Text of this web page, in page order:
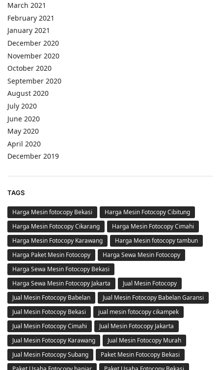
March 2021
February 2021
January 2021
December 2020
November 2020
October 2020
September 2020
August 2020
July 2020
June 2020
May 2020
April 2020
December 2019
TAGS
Harga Mesin fotocopy Bekasi
Harga Mesin Fotocopy Cibitung
Harga Mesin Fotocopy Cikarang
Harga Mesin Fotocopy Cimahi
Harga Mesin Fotocopy Karawang
Harga Mesin fotocopy tambun
Harga Paket Mesin Fotocopy
Harga Sewa Mesin Fotocopy
Harga Sewa Mesin Fotocopy Bekasi
Harga Sewa Mesin Fotocopy Jakarta
Jual Mesin Fotocopy
Jual Mesin Fotocopy Babelan
Jual Mesin Fotocopy Babelan Garansi
Jual Mesin Fotocopy Bekasi
jual mesin fotocopy cikampek
Jual Mesin Fotocopy Cimahi
Jual Mesin Fotocopy Jakarta
Jual Mesin Fotocopy Karawang
Jual Mesin Fotocopy Murah
Jual Mesin Fotocopy Subang
Paket Mesin Fotocopy Bekasi